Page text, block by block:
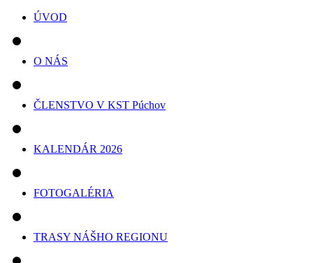
ÚVOD
O NÁS
ČLENSTVO V KST Púchov
KALENDÁR 2026
FOTOGALÉRIA
TRASY NÁŠHO REGIONU